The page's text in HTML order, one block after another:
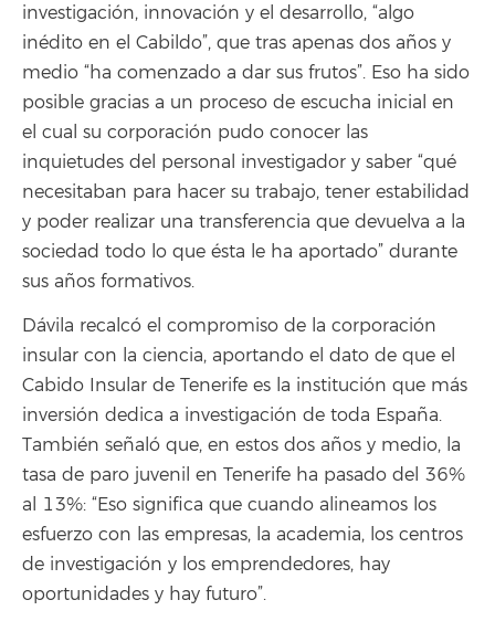
investigación, innovación y el desarrollo, “algo
inédito en el Cabildo”, que tras apenas dos años y
medio “ha comenzado a dar sus frutos”. Eso ha sido
posible gracias a un proceso de escucha inicial en
el cual su corporación pudo conocer las
inquietudes del personal investigador y saber “qué
necesitaban para hacer su trabajo, tener estabilidad
y poder realizar una transferencia que devuelva a la
sociedad todo lo que ésta le ha aportado” durante
sus años formativos.
Dávila recalcó el compromiso de la corporación
insular con la ciencia, aportando el dato de que el
Cabido Insular de Tenerife es la institución que más
inversión dedica a investigación de toda España.
También señaló que, en estos dos años y medio, la
tasa de paro juvenil en Tenerife ha pasado del 36%
al 13%: “Eso significa que cuando alineamos los
esfuerzo con las empresas, la academia, los centros
de investigación y los emprendedores, hay
oportunidades y hay futuro”.